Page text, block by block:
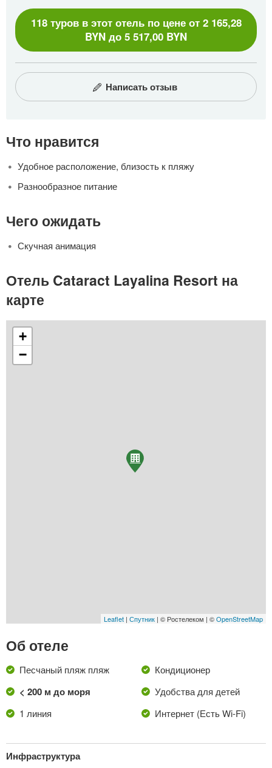
118 туров в этот отель по цене от 2 165,28
BYN до 5 517,00 BYN
Написать отзыв
Что нравится
Удобное расположение, близость к пляжу
Разнообразное питание
Чего ожидать
Скучная анимация
Отель Cataract Layalina Resort на
карте
+
−
Leaflet | Спутник | © Ростелеком | ©OpenStreetMap
Об отеле
Песчаный пляж пляж
< 200 м до моря
1 линия
Кондиционер
Удобства для детей
Интернет (Есть Wi-Fi)
Инфраструктура